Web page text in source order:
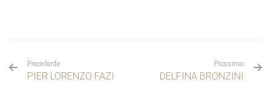
Precedente
PIER LORENZO FAZI
Prossimo
DELFINA BRONZINI